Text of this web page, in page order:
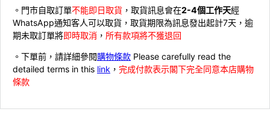
。門市自取訂單不能即日取貨 ，取貨訊息會在2-4個工作天經
WhatsApp通知客人可以取貨，取貨期限為訊息發出起計7天，逾
期未取訂單將即時取消 ， 所有款項將不獲退回
。下單前，請詳細參閱購物條款 Please carefully read the
detailed terms in this link ， 完成付款表示閣下完全同意本店購物
條款